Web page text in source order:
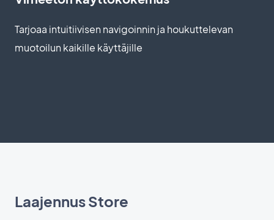
Tarjoaa intuitiivisen navigoinnin ja houkuttelevan
muotoilun kaikille käyttäjille
Laajennus Store